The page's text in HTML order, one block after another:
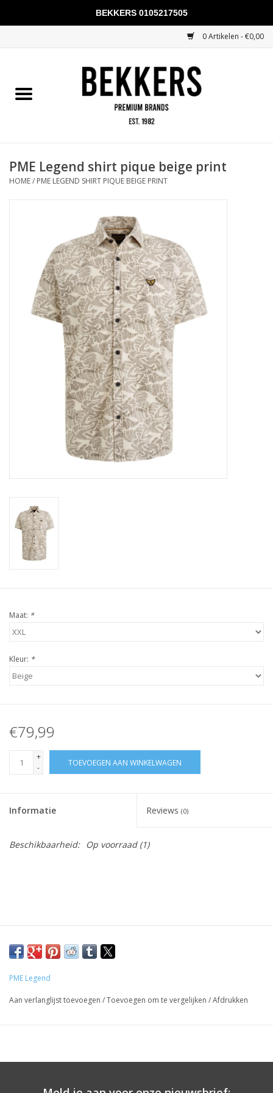
0 Artikelen - €0,00
Mannen
KADOBONNEN
PME Legend shirt pique beige print
HOME/ PME LEGEND SHIRT PIQUE BEIGE PRINT
Maat: *
Kleur: *
€79,99
+
-
TOEVOEGEN AAN WINKELWAGEN
Informatie Reviews (0)
Beschikbaarheid: Op voorraad(1)
PME Legend
Aan verlanglijst toevoegen /Toevoegen om te vergelijken /Afdrukken
BEKKERS 0105217505